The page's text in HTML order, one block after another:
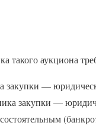
такого аукциона
закупки —
закупки —